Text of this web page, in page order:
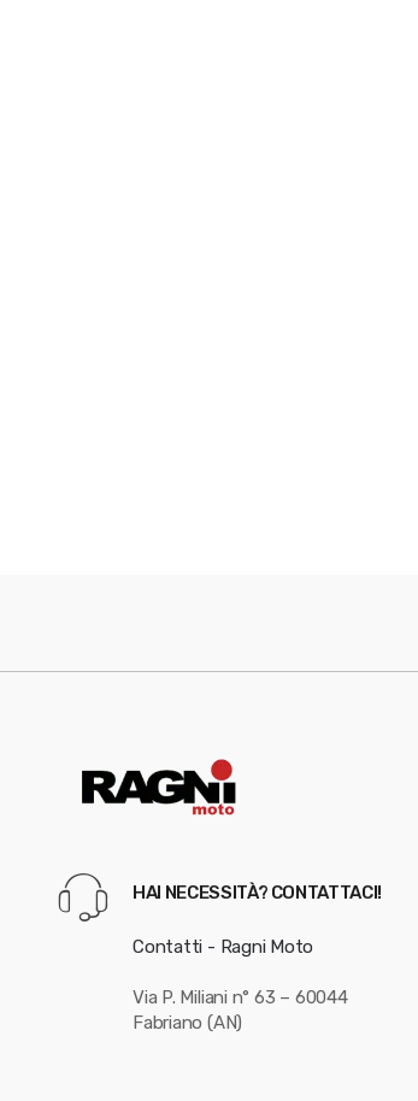
HAI NECESSITÀ? CONTATTACI!
Contatti - Ragni Moto
Via P. Miliani n° 63 – 60044
Fabriano (AN)